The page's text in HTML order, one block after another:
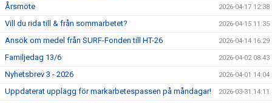
Årsmöte 2026-04-17 12:38
Vill du rida till & från sommarbetet? 2026-04-15 11:35
Ansök om medel från SURF-Fonden till HT-26 2026-04-14 16:29
Familjedag 13/6 2026-04-02 08:43
Nyhetsbrev 3 - 2026 2026-04-01 14:04
Uppdaterat upplägg för markarbetespassen på måndagar! 2026-03-31 14:11